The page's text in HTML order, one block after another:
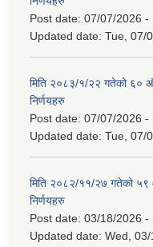
Post date: 07/07/2026 -
Updated date: Tue, 07/
मिति २०८३/१/२२ गतेको ६० औं
निर्णयहरु
Post date: 07/07/2026 -
Updated date: Tue, 07/
मिति २०८२/११/२७ गतेको ५९
निर्णयहरु
Post date: 03/18/2026 -
Updated date: Wed,